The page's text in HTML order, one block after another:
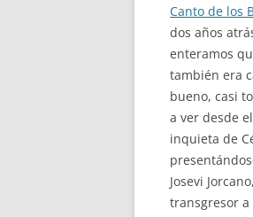
Canto de los
dos años
enteramos
también era
bueno, casi
a ver desde
inquieta de
Josevi
transgresor